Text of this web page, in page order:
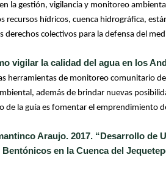
la gestión, vigilancia y monitoreo
recursos hídricos, cuenca hidrográfica,
derechos colectivos para la defensa del
vigilar la calidad del agua en los
herramientas de monitoreo comunitario
además de brindar nuevas
de la guía es fomentar el emprendimiento
Araujo. 2017. “Desarrollo de
en la Cuenca del